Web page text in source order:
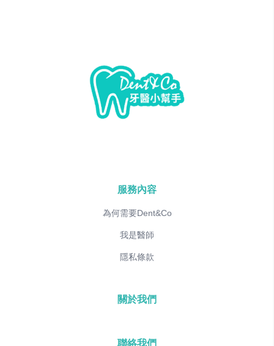
服務內容
為何需要Dent&Co
我是醫師
隱私條款
關於我們
聯絡我們